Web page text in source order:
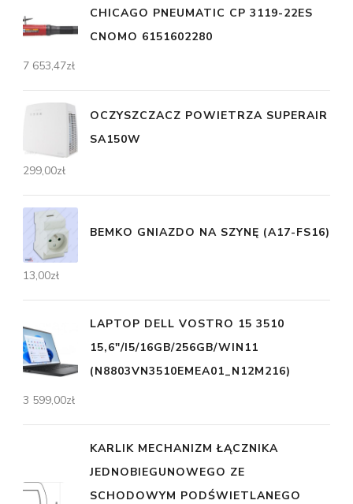
CHICAGO PNEUMATIC CP 3119-22ES
CNOMO 6151602280
7 653,47zł
OCZYSZCZACZ POWIETRZA SUPERAIR
SA150W
299,00zł
BEMKO GNIAZDO NA SZYNĘ (A17-FS16)
13,00zł
LAPTOP DELL VOSTRO 15 3510
15,6"/I5/16GB/256GB/WIN11
(N8803VN3510EMEA01_N12M216)
3 599,00zł
KARLIK MECHANIZM ŁĄCZNIKA
JEDNOBIEGUNOWEGO ZE
SCHODOWYM PODŚWIETLANEGO